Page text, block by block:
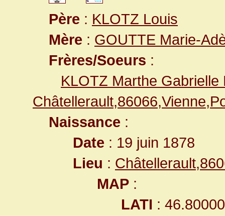
Père : KLOTZ Louis
Mère : GOUTTE Marie-
Frères/Soeurs :
KLOTZ Marthe Gabrielle
Naissance :
Date : 19 juin 1878
Lieu :
MAP :
LATI :